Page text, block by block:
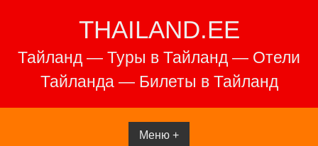
THAILAND.EE
Тайланд — Туры в Тайланд — Отели
Тайланда — Билеты в Тайланд
Меню +